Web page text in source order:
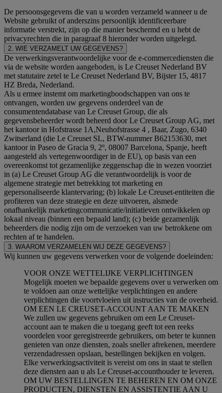
De persoonsgegevens die van u worden verzameld wanneer u de
Website gebruikt of anderszins persoonlijk identificeerbare
informatie verstrekt, zijn op die manier beschermd en u hebt de
privacyrechten die in paragraaf 8 hieronder worden uitgelegd.
2. WIE VERZAMELT UW GEGEVENS?
De verwerkingsverantwoordelijke voor de e-commercediensten die
via de website worden aangeboden, is Le Creuset Nederland BV
met statutaire zetel te Le Creuset Nederland BV, Bijster 15, 4817
HZ Breda, Nederland.
Als u ermee instemt om marketingboodschappen van ons te
ontvangen, worden uw gegevens onderdeel van de
consumentendatabase van Le Creuset Group, die als
gegevensbeheerder wordt beheerd door Le Creuset Group AG, met
het kantoor in Hofstrasse 1A,Neuhofstrasse 4 , Baar, Zugo, 6340
Zwitserland (die Le Creuset SL, BTW-nummer B62153630, met
kantoor in Paseo de Gracia 9, 2º, 08007 Barcelona, Spanje, heeft
aangesteld als vertegenwoordiger in de EU), op basis van een
overeenkomst tot gezamenlijke zeggenschap die in wezen voorziet
in (a) Le Creuset Group AG die verantwoordelijk is voor de
algemene strategie met betrekking tot marketing en
gepersonaliseerde klantervaring; (b) lokale Le Creuset-entiteiten die
profiteren van deze strategie en deze uitvoeren, alsmede
onafhankelijk marketingcommunicatie/initiatieven ontwikkelen op
lokaal niveau (binnen een bepaald land); (c) beide gezamenlijk
beheerders die nodig zijn om de verzoeken van uw betrokkene om
rechten af te handelen.
3. WAAROM VERZAMELEN WIJ DEZE GEGEVENS?
Wij kunnen uw gegevens verwerken voor de volgende doeleinden:
VOOR ONZE WETTELIJKE VERPLICHTINGEN
Mogelijk moeten we bepaalde gegevens over u verwerken om
te voldoen aan onze wettelijke verplichtingen en andere
verplichtingen die voortvloeien uit instructies van de overheid.
OM EEN LE CREUSET-ACCOUNT AAN TE MAKEN
We zullen uw gegevens gebruiken om een Le Creuset-
account aan te maken die u toegang geeft tot een reeks
voordelen voor geregistreerde gebruikers, om beter te kunnen
genieten van onze diensten, zoals sneller afrekenen, meerdere
verzendadressen opslaan, bestellingen bekijken en volgen.
Elke verwerkingsactiviteit is vereist om ons in staat te stellen
deze diensten aan u als Le Creuset-accounthouder te leveren.
OM UW BESTELLINGEN TE BEHEREN EN OM ONZE
PRODUCTEN, DIENSTEN EN ASSISTENTIE AAN U